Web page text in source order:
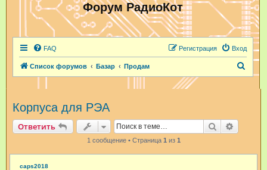
Форум РадиоКот
FAQ Вход
Регистрация
Список форумов Базар Продам
Корпуса для РЭА
Ответить Поиск
1 сообщение • Страница 1 из 1
caps2018